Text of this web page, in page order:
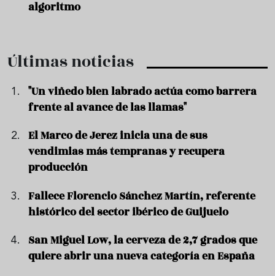
algoritmo
Últimas noticias
"Un viñedo bien labrado actúa como barrera
frente al avance de las llamas"
El Marco de Jerez inicia una de sus
vendimias más tempranas y recupera
producción
Fallece Florencio Sánchez Martín, referente
histórico del sector ibérico de Guijuelo
San Miguel Low, la cerveza de 2,7 grados que
quiere abrir una nueva categoría en España